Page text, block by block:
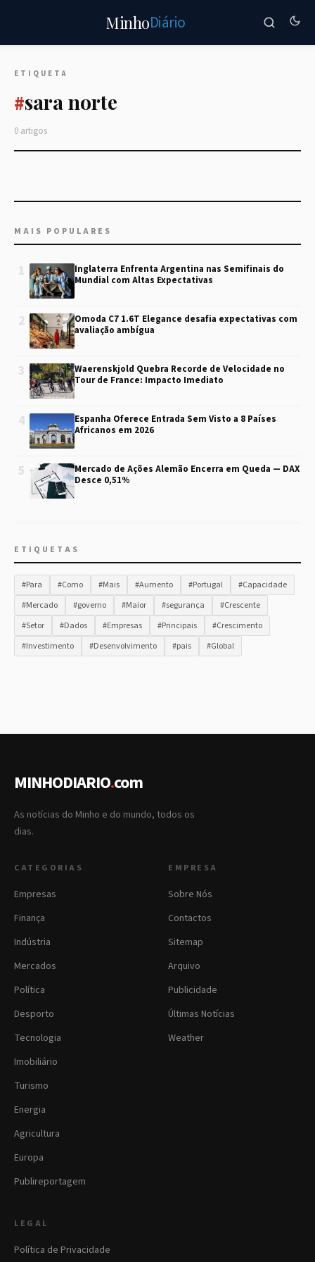
MinhoDiário
ETIQUETA
#sara norte
0 artigos
MAIS POPULARES
1
Inglaterra Enfrenta Argentina nas Semifinais do
Mundial com Altas Expectativas
2
Omoda C7 1.6T Elegance desafia expectativas com
avaliação ambígua
3
Waerenskjold Quebra Recorde de Velocidade no
Tour de France: Impacto Imediato
4
Espanha Oferece Entrada Sem Visto a 8 Países
Africanos em 2026
5
Mercado de Ações Alemão Encerra em Queda — DAX
Desce 0,51%
ETIQUETAS
#Para #Como #Mais #Aumento #Portugal
#Capacidade
#Mercado
#governo #Maior #segurança
#Crescente
#Setor
#Dados #Empresas #Principais
#Crescimento
#Investimento
#Desenvolvimento #pais #Global
MINHODIARIO.com
As notícias do Minho e do mundo, todos os
dias.
CATEGORIAS
Empresas
Finança
Indústria
Mercados
Política
Desporto
Tecnologia
Imobiliário
Turismo
Energia
Agricultura
Europa
Publireportagem
EMPRESA
Sobre Nós
Contactos
Sitemap
Arquivo
Publicidade
Últimas Notícias
Weather
LEGAL
Política de Privacidade